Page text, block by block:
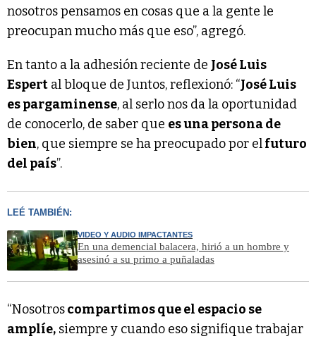
nosotros pensamos en cosas que a la gente le
preocupan mucho más que eso”, agregó.
En tanto a la adhesión reciente de José Luis
Espert al bloque de Juntos, reflexionó: “José Luis
es pargaminense, al serlo nos da la oportunidad
de conocerlo, de saber que es una persona de
bien, que siempre se ha preocupado por elfuturo
del país”.
LEÉ TAMBIÉN:
VIDEO Y AUDIO IMPACTANTES
En una demencial balacera, hirió a un hombre y
asesinó a su primo a puñaladas
“Nosotroscompartimos que el espacio se
amplíe, siempre y cuando eso signifique trabajar